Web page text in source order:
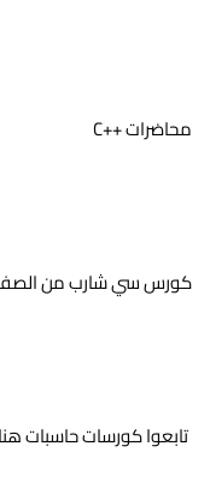
محاضرات ++C
كورس سي شارب من الصفر